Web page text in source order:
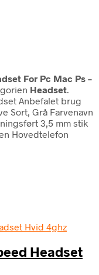
For Pc Mac Ps –
Headset.
Anbefalet brug
Sort, Grå Farvenavn
3,5 mm stik
Hovedtelefon
Headset